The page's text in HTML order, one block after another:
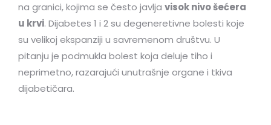
na granici, kojima se često javlja visok nivo šećera
u krvi. Dijabetes 1 i 2 su degeneretivne bolesti koje
su velikoj ekspanziji u savremenom društvu. U
pitanju je podmukla bolest koja deluje tiho i
neprimetno, razarajući unutrašnje organe i tkiva
dijabetičara.